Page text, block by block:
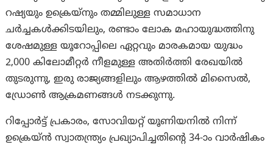
റഷ്യയും ഉക്രെയ്നും തമ്മിലുള്ള സമാധാന
ചർച്ചകൾക്കിടയിലും, രണ്ടാം ലോക മഹായുദ്ധത്തിനു
ശേഷമുള്ള യൂറോപ്പിലെ ഏറ്റവും മാരകമായ യുദ്ധം
2,000 കിലോമീറ്റർ നീളമുള്ള അതിർത്തി രേഖയിൽ
തുടരുന്നു, ഇരു രാജ്യങ്ങളിലും ആഴത്തിൽ മിസൈൽ,
ഡ്രോൺ ആക്രമണങ്ങൾ നടക്കുന്നു.
റിപ്പോർട്ട് പ്രകാരം, സോവിയറ്റ് യൂണിയനിൽ നിന്ന്
ഉക്രെയ്ൻ സ്വാതന്ത്ര്യം പ്രഖ്യാപിച്ചതിന്റെ 34-ാം വാർഷികം